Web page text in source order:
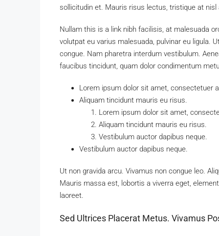
sollicitudin et. Mauris risus lectus, tristique at
Nullam this is a link nibh facilisis, at malesuada
volutpat eu varius malesuada, pulvinar eu ligula.
congue. Nam pharetra interdum vestibulum.
faucibus tincidunt, quam dolor condimentum
Lorem ipsum dolor sit amet, consectetuer
Aliquam tincidunt mauris eu risus.
Lorem ipsum dolor sit amet,
Aliquam tincidunt mauris eu risus.
Vestibulum auctor dapibus neque.
Vestibulum auctor dapibus neque.
Ut non gravida arcu. Vivamus non congue leo.
Mauris massa est, lobortis a viverra eget,
laoreet.
Sed Ultrices Placerat Metus. Vivamus